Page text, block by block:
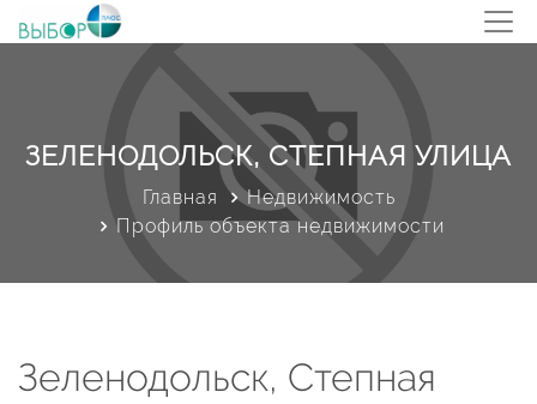
ЗЕЛЕНОДОЛЬСК, СТЕПНАЯ УЛИЦА
Главная
Недвижимость
Профиль объекта недвижимости
Зеленодольск, Степная